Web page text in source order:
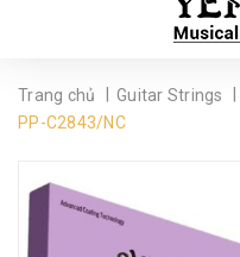
Trang chủ Guitar Strings
PP-C2843/NC